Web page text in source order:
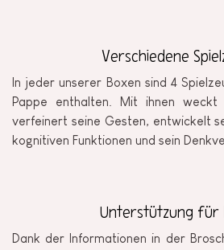
Verschiedene
In jeder unserer Boxen sind 4
Pappe enthalten. Mit ihnen weckt
verfeinert seine Gesten, entwickelt
kognitiven Funktionen und sein
Unterstützung für
Dank der Informationen in der